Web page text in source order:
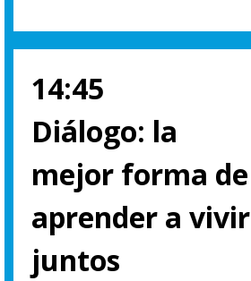
14:45
Diálogo: la
mejor forma de
aprender a vivir
juntos